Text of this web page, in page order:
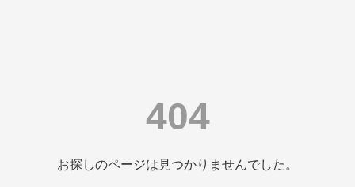
404
お探しのページは見つかりませんでした。